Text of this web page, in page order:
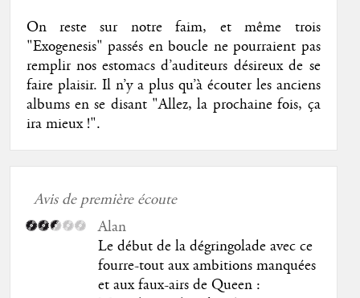
On reste sur notre faim, et même trois
"Exogenesis" passés en boucle ne pourraient pas
remplir nos estomacs d’auditeurs désireux de se
faire plaisir. Il n’y a plus qu’à écouter les anciens
albums en se disant "Allez, la prochaine fois, ça
ira mieux !".
Avis de première écoute
Alan
Le début de la dégringolade avec ce
fourre-tout aux ambitions manquées
et aux faux-airs de Queen :